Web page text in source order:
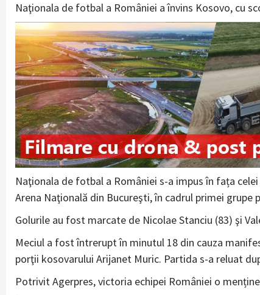
Naţionala de fotbal a României a învins Kosovo, cu
Naţionala de fotbal a României s-a impus în fața
Arena Naţională din Bucureşti, în cadrul primei grupe
Golurile au fost marcate de Nicolae Stanciu (83) şi
Meciul a fost întrerupt în minutul 18 din cauza
porţii kosovarului Arijanet Muric. Partida s-a reluat
Potrivit Agerpres, victoria echipei României o